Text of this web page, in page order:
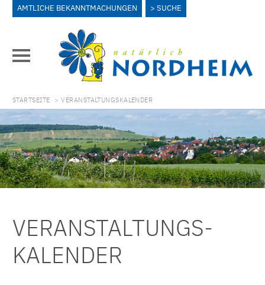
AMTLICHE BEKANNTMACHUNGEN SUCHE
STARTSEITE > VERANSTALTUNGSKALENDER
VERANSTALTUNGS­
KALENDER